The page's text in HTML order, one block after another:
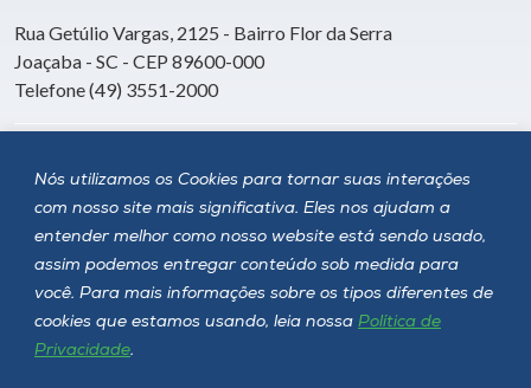
Nós utilizamos os Cookies para tornar suas interações
com nosso site mais significativa. Eles nos ajudam a
entender melhor como nosso website está sendo usado,
assim podemos entregar conteúdo sob medida para
você. Para mais informações sobre os tipos diferentes de
cookies que estamos usando, leia nossa Política de
Privacidade.
Rua Getúlio Vargas, 2125 - Bairro Flor da Serra
Joaçaba - SC - CEP 89600-000
Telefone (49) 3551-2000
Siga a Unoesc